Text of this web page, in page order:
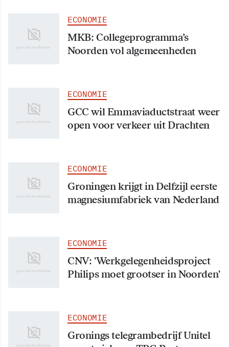
ECONOMIE
MKB: Collegeprogramma’s
Noorden vol algemeenheden
ECONOMIE
GCC wil Emmaviaductstraat weer
open voor verkeer uit Drachten
ECONOMIE
Groningen krijgt in Delfzijl eerste
magnesiumfabriek van Nederland
ECONOMIE
CNV: 'Werkgelegenheidsproject
Philips moet grootser in Noorden'
ECONOMIE
Gronings telegrambedrijf Unitel